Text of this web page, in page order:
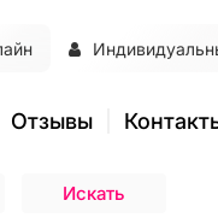
Отзывы